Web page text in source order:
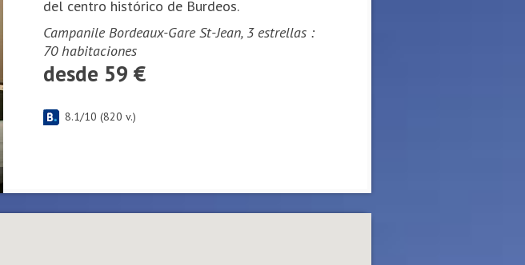
del centro histórico de Burdeos.
Campanile Bordeaux-Gare St-Jean, 3 estrellas :
70 habitaciones
desde 59 €
8.1/10 (820 v.)